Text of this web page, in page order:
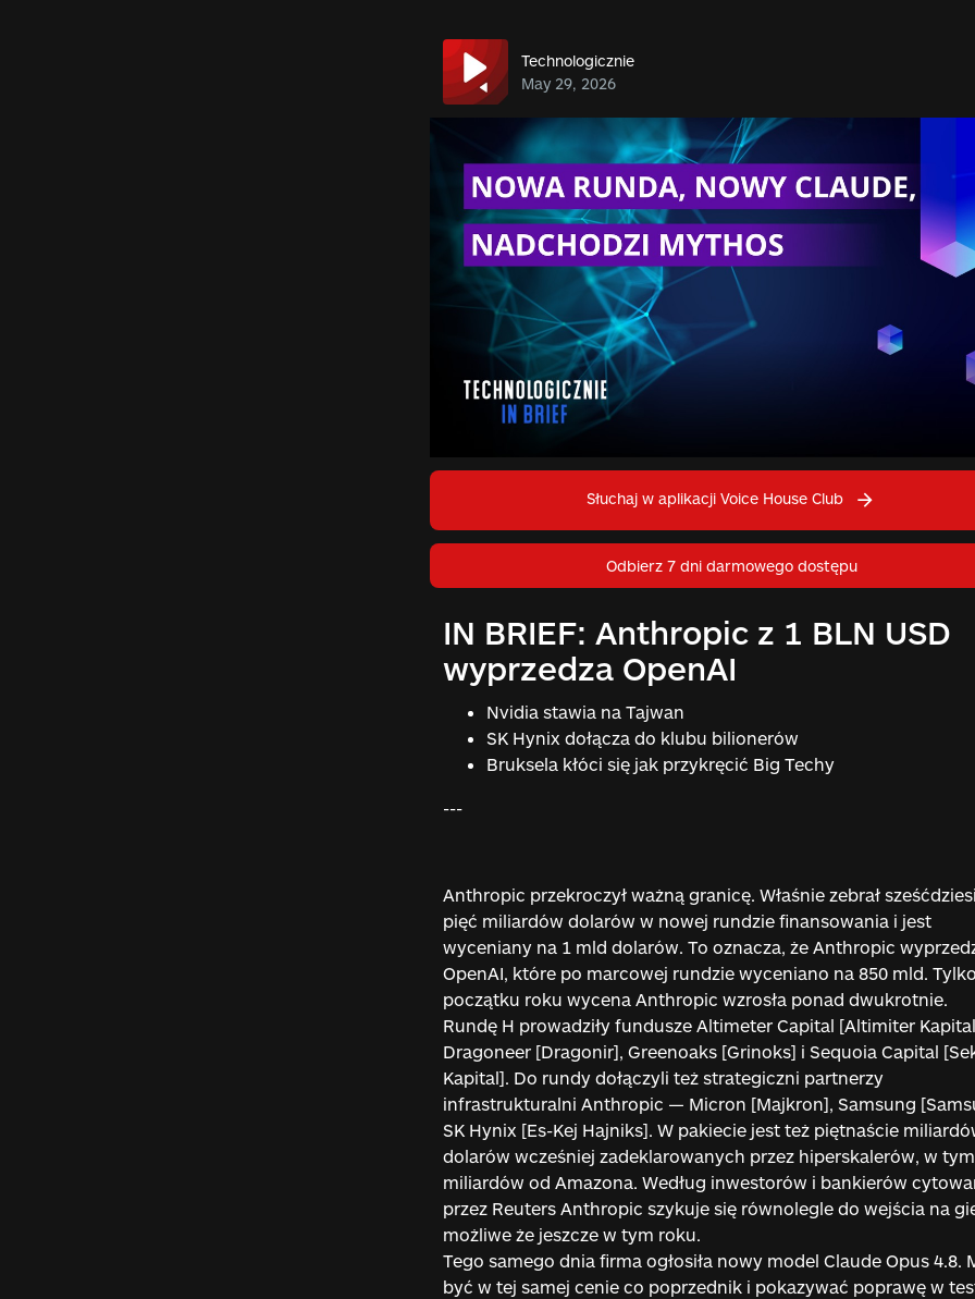
Technologicznie
May 29, 2026
Słuchaj w aplikacji Voice House Club
Odbierz 7 dni darmowego dostępu
IN BRIEF: Anthropic z 1 BLN USD
wyprzedza OpenAI
Nvidia stawia na Tajwan
SK Hynix dołącza do klubu bilionerów
Bruksela kłóci się jak przykręcić Big Techy
---
Anthropic przekroczył ważną granicę. Właśnie zebrał
pięć miliardów dolarów w nowej rundzie finansowania i jest
wyceniany na 1 mld dolarów. To oznacza, że Anthropic
OpenAI, które po marcowej rundzie wyceniano na 850 mld.
początku roku wycena Anthropic wzrosła ponad dwukrotnie.
Rundę H prowadziły fundusze Altimeter Capital [Altimiter
Dragoneer [Dragonir], Greenoaks [Grinoks] i Sequoia Capital
Kapital]. Do rundy dołączyli też strategiczni partnerzy
infrastrukturalni Anthropic — Micron [Majkron], Samsung
SK Hynix [Es-Kej Hajniks]. W pakiecie jest też piętnaście
dolarów wcześniej zadeklarowanych przez hiperskalerów, w
miliardów od Amazona. Według inwestorów i bankierów
przez Reuters Anthropic szykuje się równolegle do wejścia na
możliwe że jeszcze w tym roku.
Tego samego dnia firma ogłosiła nowy model Claude Opus 4.8.
być w tej samej cenie co poprzednik i pokazywać poprawę w